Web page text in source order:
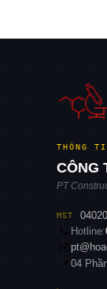
THÔNG
CÔNG
PT
MST
📞 Hotline:
✉️
04